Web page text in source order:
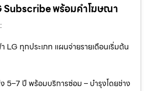
Subscribe พร้อมคำโฆษณา
า LG ทุกประเภท แผนจ่ายรายเดือนเริ่มต้น
5–7 ปี พร้อมบริการซ่อม – บำรุงโดยช่าง